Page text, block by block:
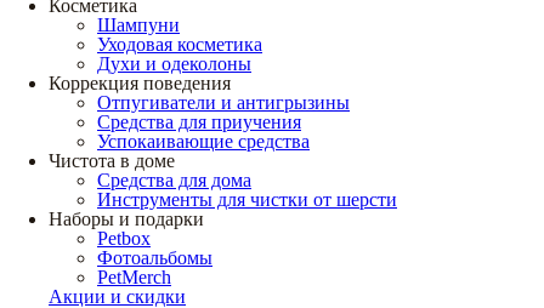
Косметика
Шампуни
Уходовая косметика
Духи и одеколоны
Коррекция поведения
Отпугиватели и антигрызины
Средства для приучения
Успокаивающие средства
Чистота в доме
Средства для дома
Инструменты для чистки от шерсти
Наборы и подарки
Petbox
Фотоальбомы
PetMerch
Акции и скидки